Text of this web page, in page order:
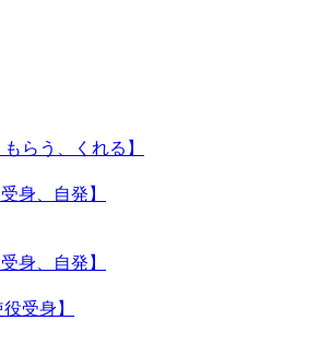
らう、くれる】
身、自発】
身、自発】
受身】